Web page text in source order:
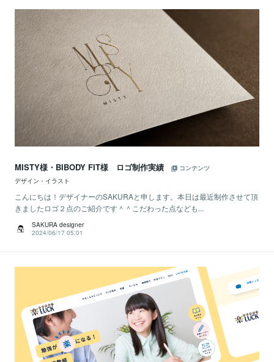
MISTY様・BIBODY FIT様 ロゴ制作実績
コンテンツ
デザイン・イラスト
こんにちは！デザイナーのSAKURAと申します。本日は最近制作させて頂
きましたロゴ２点のご紹介です＾＾こだわった点なども...
SAKURA designer
2024/06/17 05:01